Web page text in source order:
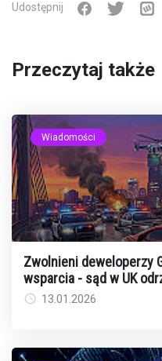
Udostępnij
Przeczytaj także
Wiadomości
Zwolnieni deweloperzy
wsparcia - sąd w UK
13.01.2026